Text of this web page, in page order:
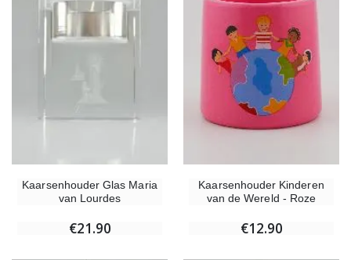
Kaarsenhouder Glas Maria
van Lourdes
€21.90
Kaarsenhouder Kinderen
van de Wereld - Roze
€12.90